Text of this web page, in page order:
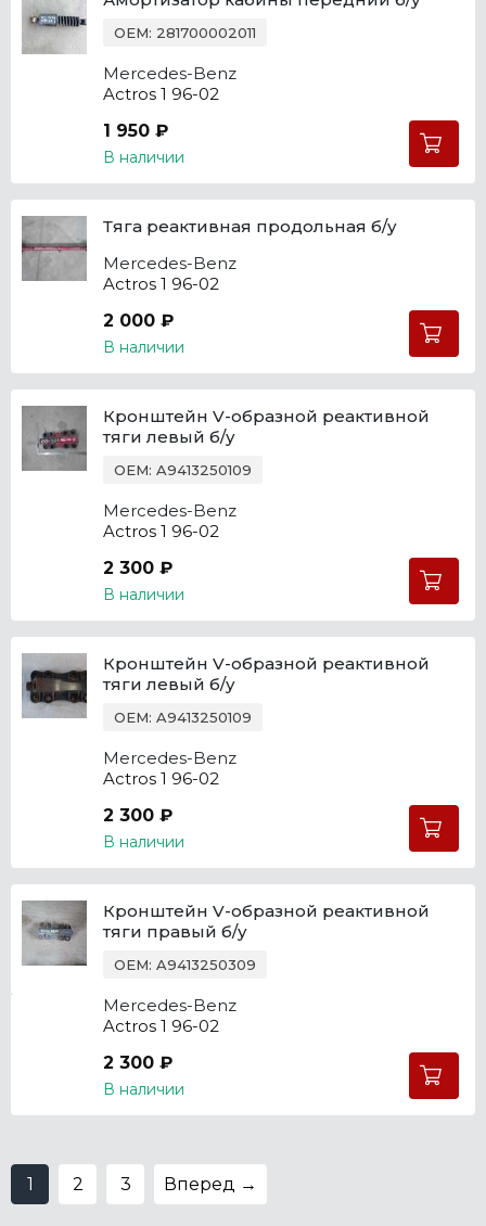
OEM: 281700002011
Mercedes-Benz
Actros 1 96-02
1 950 ₽
В наличии
Тяга реактивная продольная б/у
Mercedes-Benz
Actros 1 96-02
2 000 ₽
В наличии
Кронштейн V-образной реактивной
тяги левый б/у
OEM: A9413250109
Mercedes-Benz
Actros 1 96-02
2 300 ₽
В наличии
Кронштейн V-образной реактивной
тяги левый б/у
OEM: A9413250109
Mercedes-Benz
Actros 1 96-02
2 300 ₽
В наличии
Кронштейн V-образной реактивной
тяги правый б/у
OEM: A9413250309
Mercedes-Benz
Actros 1 96-02
2 300 ₽
В наличии
1 2 3 Вперед →